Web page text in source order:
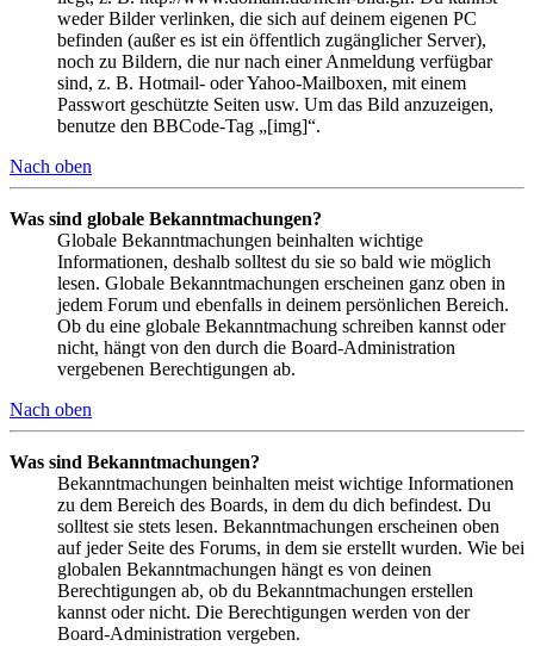
weder Bilder verlinken, die sich auf deinem eigenen PC
befinden (außer es ist ein öffentlich zugänglicher Server),
noch zu Bildern, die nur nach einer Anmeldung verfügbar
sind, z. B. Hotmail- oder Yahoo-Mailboxen, mit einem
Passwort geschützte Seiten usw. Um das Bild anzuzeigen,
benutze den BBCode-Tag „[img]“.
Nach oben
Was sind globale Bekanntmachungen?
Globale Bekanntmachungen beinhalten wichtige
Informationen, deshalb solltest du sie so bald wie möglich
lesen. Globale Bekanntmachungen erscheinen ganz oben in
jedem Forum und ebenfalls in deinem persönlichen Bereich.
Ob du eine globale Bekanntmachung schreiben kannst oder
nicht, hängt von den durch die Board-Administration
vergebenen Berechtigungen ab.
Nach oben
Was sind Bekanntmachungen?
Bekanntmachungen beinhalten meist wichtige Informationen
zu dem Bereich des Boards, in dem du dich befindest. Du
solltest sie stets lesen. Bekanntmachungen erscheinen oben
auf jeder Seite des Forums, in dem sie erstellt wurden. Wie bei
globalen Bekanntmachungen hängt es von deinen
Berechtigungen ab, ob du Bekanntmachungen erstellen
kannst oder nicht. Die Berechtigungen werden von der
Board-Administration vergeben.